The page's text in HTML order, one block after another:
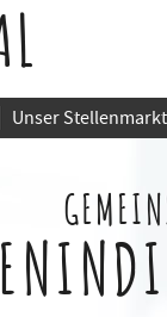
Unser Stellenmarkt